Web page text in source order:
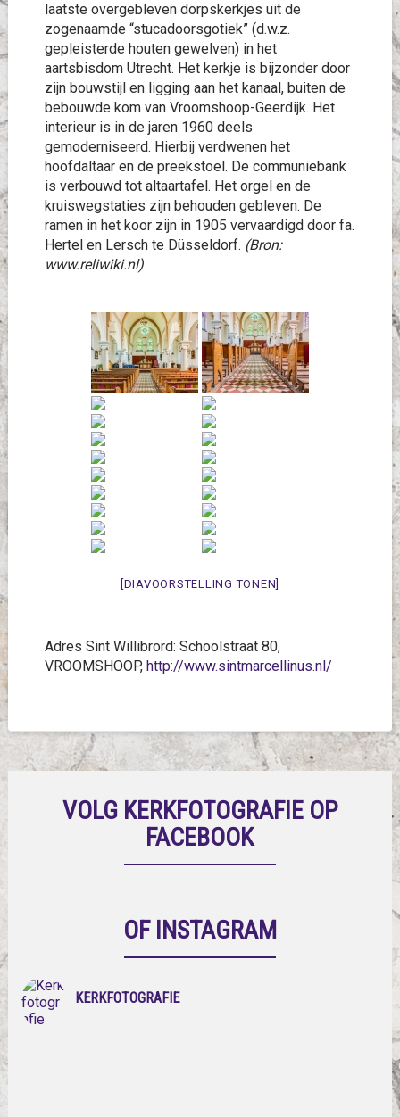
laatste overgebleven dorpskerkjes uit de
zogenaamde “stucadoorsgotiek” (d.w.z.
gepleisterde houten gewelven) in het
aartsbisdom Utrecht. Het kerkje is bijzonder door
zijn bouwstijl en ligging aan het kanaal, buiten de
bebouwde kom van Vroomshoop-Geerdijk. Het
interieur is in de jaren 1960 deels
gemoderniseerd. Hierbij verdwenen het
hoofdaltaar en de preekstoel. De communiebank
is verbouwd tot altaartafel. Het orgel en de
kruiswegstaties zijn behouden gebleven. De
ramen in het koor zijn in 1905 vervaardigd door fa.
Hertel en Lersch te Düsseldorf. (Bron:
www.reliwiki.nl)
[DIAVOORSTELLING TONEN]
Adres Sint Willibrord: Schoolstraat 80,
VROOMSHOOP, http://www.sintmarcellinus.nl/
VOLG KERKFOTOGRAFIE OP
FACEBOOK
OF INSTAGRAM
KERKFOTOGRAFIE